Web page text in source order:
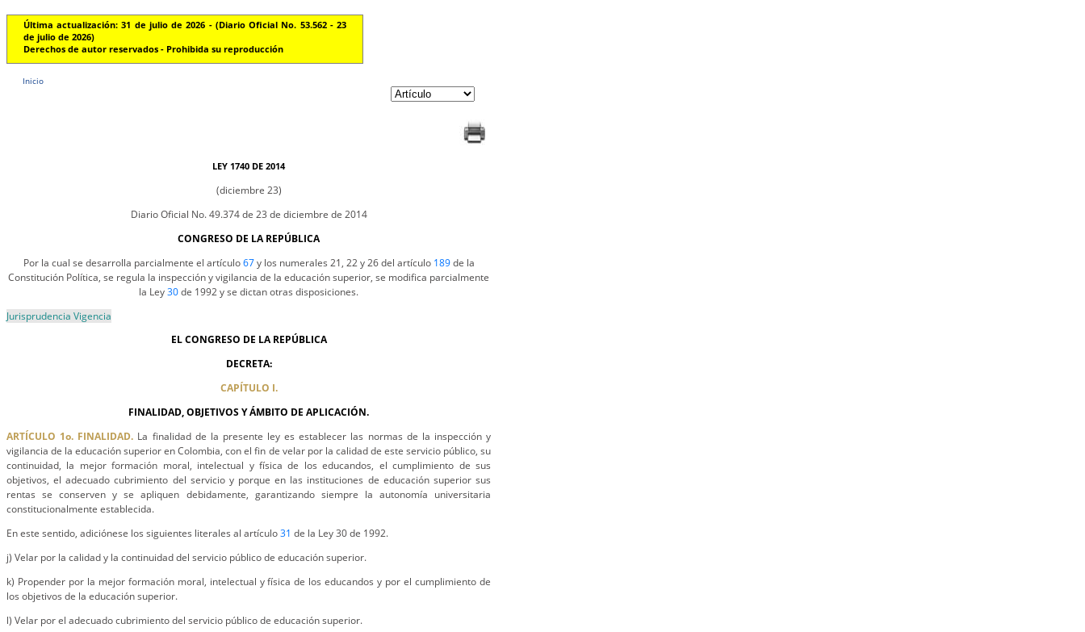
Última actualización: 31 de julio de 2026 - (Diario Oficial No. 53.562 - 23
de julio de 2026)
Derechos de autor reservados - Prohibida su reproducción
Inicio
LEY 1740 DE 2014
(diciembre 23)
Diario Oficial No. 49.374 de 23 de diciembre de 2014
CONGRESO DE LA REPÚBLICA
Por la cual se desarrolla parcialmente el artículo67y los numerales 21, 22 y 26 del artículo 189de la
Constitución Política, se regula la inspección y vigilancia de la educación superior, se modifica parcialmente
la Ley30de 1992 y se dictan otras disposiciones.
Jurisprudencia Vigencia
EL CONGRESO DE LA REPÚBLICA
DECRETA:
CAPÍTULO I.
FINALIDAD, OBJETIVOS Y ÁMBITO DE APLICACIÓN.
ARTÍCULO 1o. FINALIDAD. La finalidad de la presente ley es establecer las normas de la inspección y
vigilancia de la educación superior en Colombia, con el fin de velar por la calidad de este servicio público, su
continuidad, la mejor formación moral, intelectual y física de los educandos, el cumplimiento de sus
objetivos, el adecuado cubrimiento del servicio y porque en las instituciones de educación superior sus
rentas se conserven y se apliquen debidamente, garantizando siempre la autonomía universitaria
constitucionalmente establecida.
En este sentido, adiciónese los siguientes literales al artículo31 de la Ley 30 de 1992.
j) Velar por la calidad y la continuidad del servicio público de educación superior.
k) Propender por la mejor formación moral, intelectual y física de los educandos y por el cumplimiento de
los objetivos de la educación superior.
l) Velar por el adecuado cubrimiento del servicio público de educación superior.